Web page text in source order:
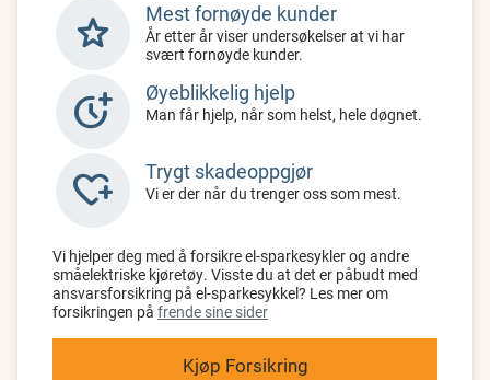
star Mest fornøyde kunder
År etter år viser undersøkelser at vi har
svært fornøyde kunder.
more_time Øyeblikkelig hjelp
Man får hjelp, når som helst, hele døgnet.
heart_plus Trygt skadeoppgjør
Vi er der når du trenger oss som mest.
Vi hjelper deg med å forsikre el-sparkesykler og andre
småelektriske kjøretøy. Visste du at det er påbudt med
ansvarsforsikring på el-sparkesykkel? Les mer om
forsikringen på frende sine sider
Kjøp Forsikring